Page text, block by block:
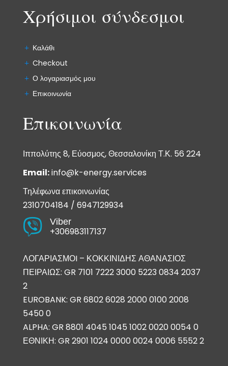
Χρήσιμοι σύνδεσμοι
Καλάθι
Checkout
Ο λογαριασμός μου
Επικοινωνία
Επικοινωνία
Ιππολύτης 8, Εύοσμος, Θεσσαλονίκη Τ.Κ. 56 224
Email:info@k-energy.services
Τηλέφωνα επικοινωνίας
2310704184 / 6947129934
 Viber
+306983117137
ΛΟΓΑΡΙΑΣΜΟI – ΚΟΚΚΙΝΙΔΗΣ ΑΘΑΝΑΣΙΟΣ
ΠΕΙΡΑΙΩΣ: GR 7101 7222 3000 5223 0834 2037
2
EUROBANK: GR 6802 6028 2000 0100 2008
5450 0
ALPHA: GR 8801 4045 1045 1002 0020 0054 0
ΕΘΝΙΚΗ: GR 2901 1024 0000 0024 0006 5552 2